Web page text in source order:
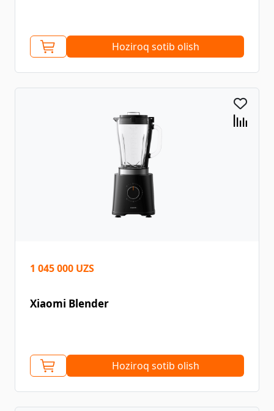
Hoziroq sotib olish
1 045 000 UZS
Xiaomi Blender
Hoziroq sotib olish